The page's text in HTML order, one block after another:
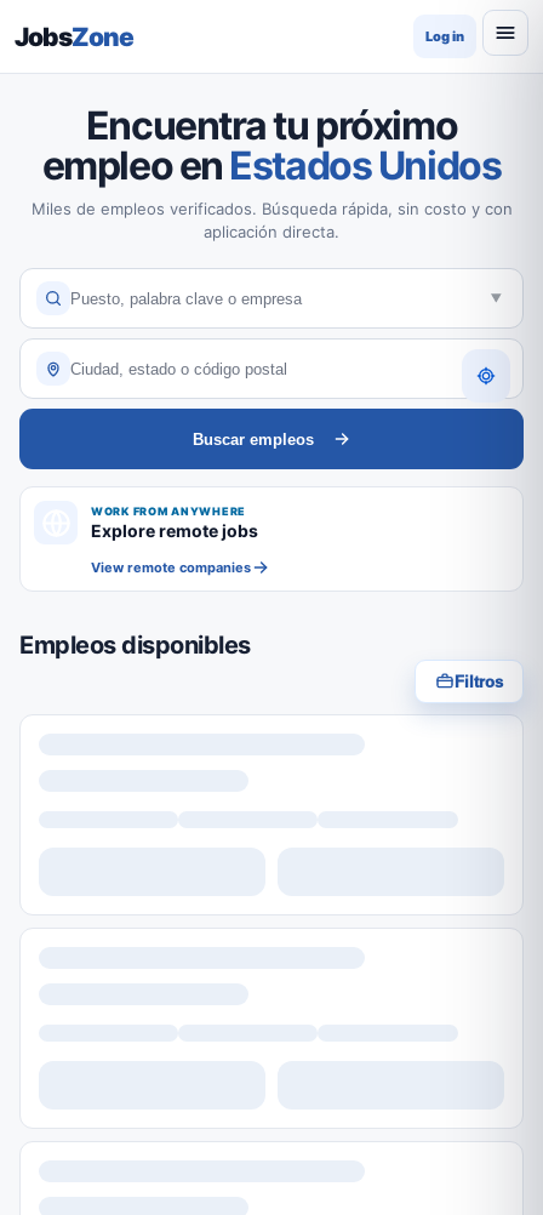
JobsZone Log in
Encuentra tu próximo
empleo en Estados Unidos
Miles de empleos verificados. Búsqueda rápida, sin costo y con
aplicación directa.
Buscar empleos
WORK FROM ANYWHERE
Explore remote jobs
View remote companies
Empleos disponibles
Filtros